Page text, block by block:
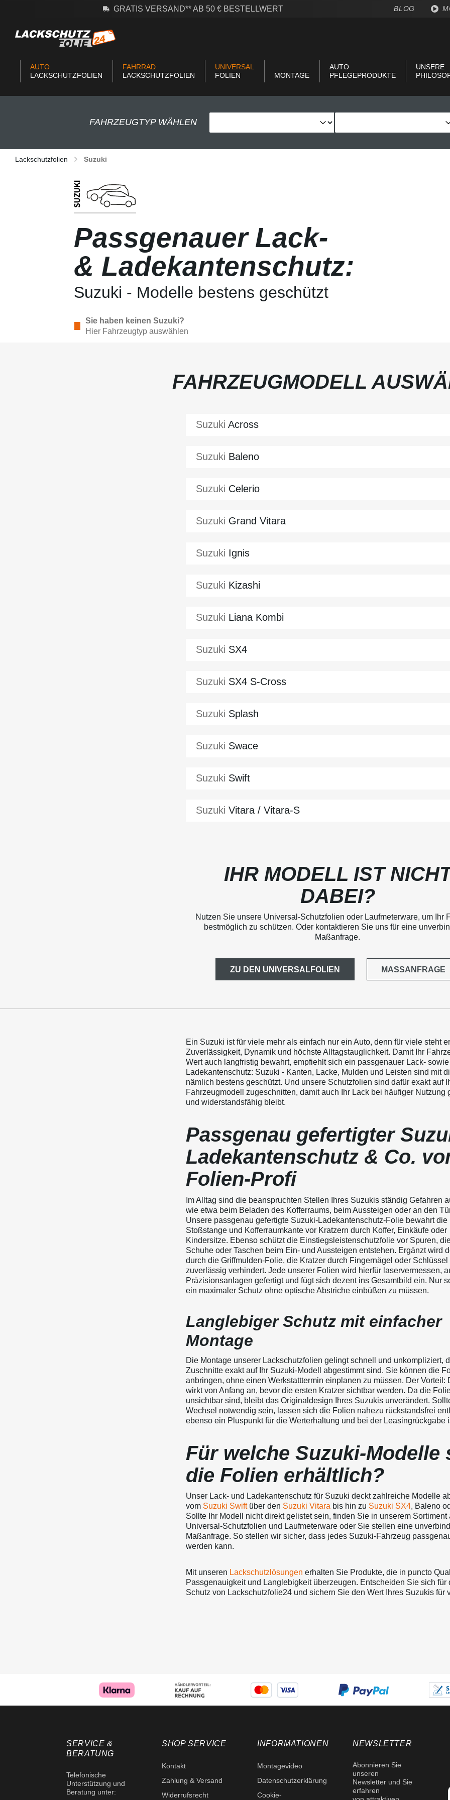
Zur Hauptnavigation springenGRATIS VERSAND** AB 50 € BESTELLWERT BLOG
AUTO
LACKSCHUTZFOLIEN
FAHRRAD
LACKSCHUTZFOLIEN
UNIVERSAL
FOLIEN
MONTAGE
AUTO
PFLEGEPRODUKTE
UNSERE
FAHRZEUGTYP WÄHLEN
Lackschutzfolien Suzuki
Passgenauer Lack-
& Ladekantenschutz:
Suzuki - Modelle bestens geschützt
Sie haben keinen Suzuki?
Hier Fahrzeugtyp auswählen
FAHRZEUGMODELL
Suzuki Across
Suzuki Baleno
Suzuki Celerio
Suzuki Grand Vitara
Suzuki Ignis
Suzuki Kizashi
Suzuki Liana Kombi
Suzuki SX4
Suzuki SX4 S-Cross
Suzuki Splash
Suzuki Swace
Suzuki Swift
Suzuki Vitara / Vitara-S
IHR MODELL IST
DABEI?
Nutzen Sie unsere Universal-Schutzfolien oder Laufmeterware, um Ihr
bestmöglich zu schützen. Oder kontaktieren Sie uns für eine
Maßanfrage.
ZU DEN UNIVERSALFOLIEN MASSANFRAGE
Ein Suzuki ist für viele mehr als einfach nur ein Auto, denn für viele steht
Zuverlässigkeit, Dynamik und höchste Alltagstauglichkeit. Damit Ihr
Wert auch langfristig bewahrt, empfiehlt sich ein passgenauer Lack- sowie
Ladekantenschutz: Suzuki - Kanten, Lacke, Mulden und Leisten sind mit
nämlich bestens geschützt. Und unsere Schutzfolien sind dafür exakt auf
Fahrzeugmodell zugeschnitten, damit auch Ihr Lack bei häufiger Nutzung
und widerstandsfähig bleibt.
Passgenau gefertigter
Ladekantenschutz & Co.
Folien-Profi
Im Alltag sind die beanspruchten Stellen Ihres Suzukis ständig Gefahren
wie etwa beim Beladen des Kofferraums, beim Aussteigen oder an den
Unsere passgenau gefertigte Suzuki-Ladekantenschutz-Folie bewahrt die
Stoßstange und Kofferraumkante vor Kratzern durch Koffer, Einkäufe oder
Kindersitze. Ebenso schützt die Einstiegsleistenschutzfolie vor Spuren,
Schuhe oder Taschen beim Ein- und Aussteigen entstehen. Ergänzt wird
durch die Griffmulden-Folie, die Kratzer durch Fingernägel oder Schlüssel
zuverlässig verhindert. Jede unserer Folien wird hierfür laservermessen,
Präzisionsanlagen gefertigt und fügt sich dezent ins Gesamtbild ein. Nur
ein maximaler Schutz ohne optische Abstriche einbüßen zu müssen.
Langlebiger Schutz mit einfacher
Montage
Die Montage unserer Lackschutzfolien gelingt schnell und unkompliziert,
Zuschnitte exakt auf Ihr Suzuki-Modell abgestimmt sind. Sie können die
anbringen, ohne einen Werkstatttermin einplanen zu müssen. Der Vorteil:
wirkt von Anfang an, bevor die ersten Kratzer sichtbar werden. Da die
unsichtbar sind, bleibt das Originaldesign Ihres Suzukis unverändert.
Wechsel notwendig sein, lassen sich die Folien nahezu rückstandsfrei
ebenso ein Pluspunkt für die Werterhaltung und bei der Leasingrückgabe
Für welche Suzuki-Modelle
die Folien erhältlich?
Unser Lack- und Ladekantenschutz für Suzuki deckt zahlreiche Modelle
vom Suzuki Swiftüber den Suzuki Vitara bis hin zu Suzuki SX4, Baleno
Sollte Ihr Modell nicht direkt gelistet sein, finden Sie in unserem Sortiment
Universal-Schutzfolien und Laufmeterware oder Sie stellen eine
Maßanfrage. So stellen wir sicher, dass jedes Suzuki-Fahrzeug
werden kann.
Mit unseren Lackschutzlösungen erhalten Sie Produkte, die in puncto
Passgenauigkeit und Langlebigkeit überzeugen. Entscheiden Sie sich für
Schutz von Lackschutzfolie24 und sichern Sie den Wert Ihres Suzukis für
SERVICE &
BERATUNG
Telefonische
Unterstützung und
Beratung unter:
SHOP SERVICE
Kontakt
Zahlung & Versand
Widerrufsrecht
INFORMATIONEN
Montagevideo
Datenschutzerklärung
Cookie-
NEWSLETTER
Abonnieren Sie
unseren
Newsletter und Sie
erfahren